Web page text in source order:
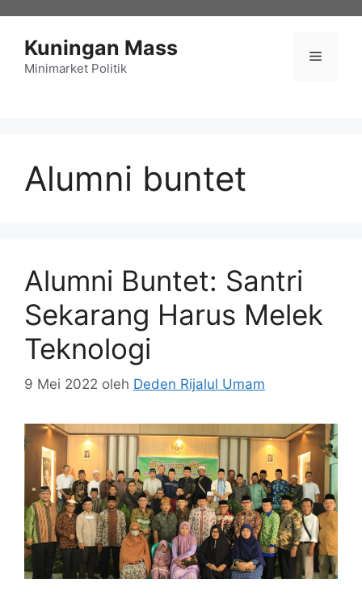
Kuningan Mass
Minimarket Politik
Menu
Alumni buntet
Alumni Buntet: Santri
Sekarang Harus Melek
Teknologi
9 Mei 2022 oleh Deden Rijalul Umam